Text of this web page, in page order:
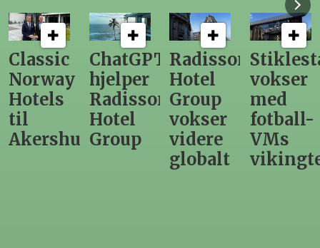
ChatGPT
hjelper
Radisson
Hotel
Group
Radisson
Hotel
Group
vokser
videre
Stiklestad
vokser
med
fotball-
VMs
vikingtematikk
Fra
direktør
til
nytt